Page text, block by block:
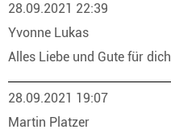
28.09.2021 22:39
Yvonne Lukas
Alles Liebe und Gute für dich
28.09.2021 19:07
Martin Platzer